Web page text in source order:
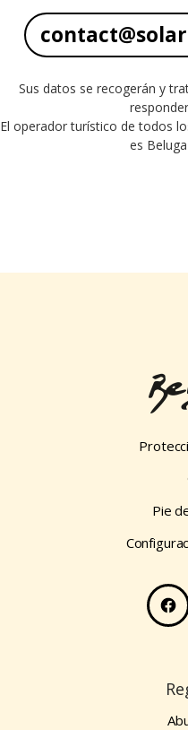
Sus datos se recogerán y
El operador turístico de todos
es
Pie